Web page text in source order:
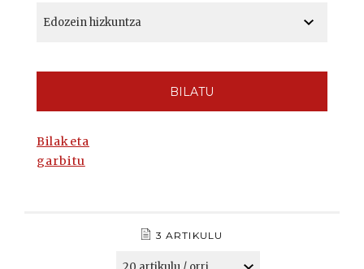
BILATU
Bilaketa
garbitu
3 ARTIKULU